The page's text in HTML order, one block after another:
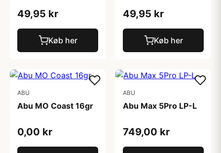
49,95 kr
Køb her
49,95 kr
Køb her
ABU
Abu MO Coast 16gr
0,00 kr
ABU
Abu Max 5Pro LP-L
749,00 kr